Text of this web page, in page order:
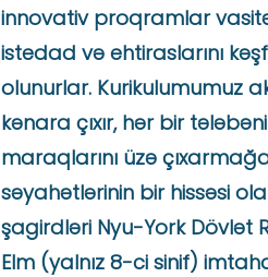
innovativ proqramlar
istedad və ehtiraslarını
olunurlar. Kurikulumumuz
kənara çıxır, hər bir
maraqlarını üzə çıxarmağa
səyahətlərinin bir hissəsi
şagirdləri Nyu-York Dövlət
Elm (yalnız 8-ci sinif)